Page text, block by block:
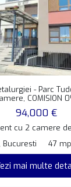
- Parc
COMISION
94,000 €
cu 2 camere
Bucuresti
47 mp
mai multe